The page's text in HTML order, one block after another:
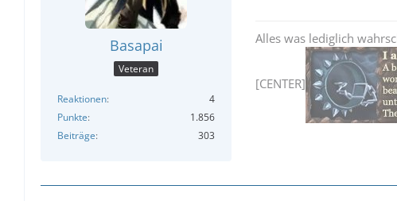
Basapai
Veteran
Reaktionen
4
Punkte
1.856
Beiträge
303
Alles was lediglich
[CENTER]